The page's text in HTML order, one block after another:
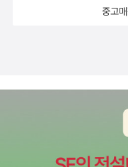
중고